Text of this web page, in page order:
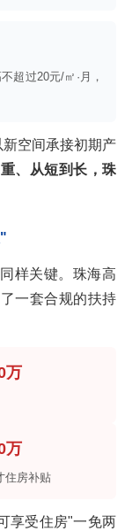
超过20元/㎡·月，
空间承接初期产
、从短到长，珠
样关键。珠海高
一套合规的扶持
万
万
住房补贴
享受住房"一免两